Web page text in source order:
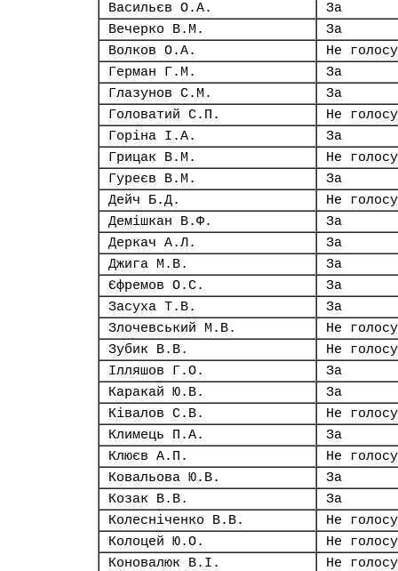
Васильєв О.А.
За
Вечерко В.М.
За
Волков О.А.
Не
Герман Г.М.
За
Глазунов С.М.
За
Головатий С.П.
Не
Горіна І.А.
За
Грицак В.М.
Не
Гуреєв В.М.
За
Дейч Б.Д.
Не
Демішкан В.Ф.
За
Деркач А.Л.
За
Джига М.В.
За
Єфремов О.С.
За
Засуха Т.В.
За
Злочевський М.В.
Не
Зубик В.В.
Не
Ілляшов Г.О.
За
Каракай Ю.В.
За
Ківалов С.В.
Не
Климець П.А.
За
Клюєв А.П.
Не
Ковальова Ю.В.
За
Козак В.В.
За
Колесніченко В.В.
Не
Колоцей Ю.О.
Не
Коновалюк В.І.
Не